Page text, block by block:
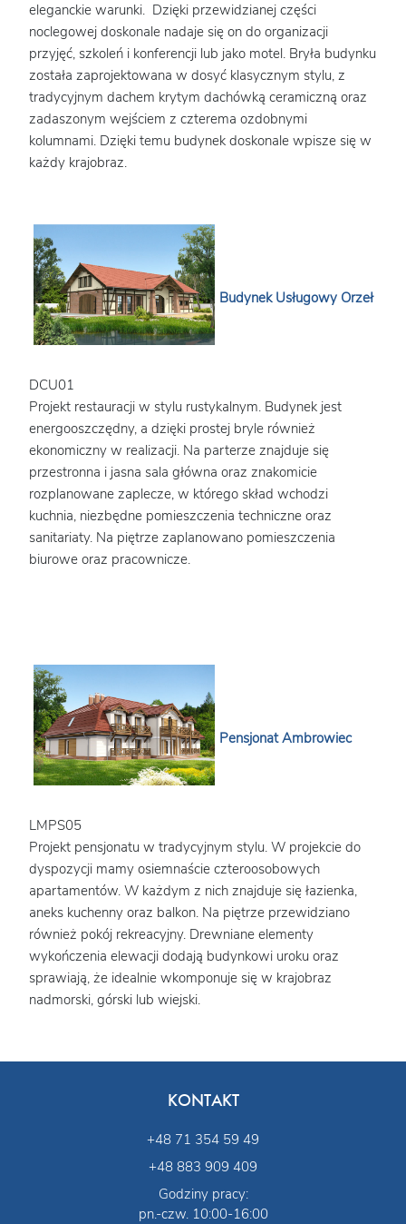
eleganckie warunki. Dzięki przewidzianej części
noclegowej doskonale nadaje się on do organizacji
przyjęć, szkoleń i konferencji lub jako motel. Bryła budynku
została zaprojektowana w dosyć klasycznym stylu, z
tradycyjnym dachem krytym dachówką ceramiczną oraz
zadaszonym wejściem z czterema ozdobnymi
kolumnami. Dzięki temu budynek doskonale wpisze się w
każdy krajobraz.
Budynek Usługowy Orzeł
DCU01
Projekt restauracji w stylu rustykalnym. Budynek jest
energooszczędny, a dzięki prostej bryle również
ekonomiczny w realizacji. Na parterze znajduje się
przestronna i jasna sala główna oraz znakomicie
rozplanowane zaplecze, w którego skład wchodzi
kuchnia, niezbędne pomieszczenia techniczne oraz
sanitariaty. Na piętrze zaplanowano pomieszczenia
biurowe oraz pracownicze.
Pensjonat Ambrowiec
LMPS05
Projekt pensjonatu w tradycyjnym stylu. W projekcie do
dyspozycji mamy osiemnaście czteroosobowych
apartamentów. W każdym z nich znajduje się łazienka,
aneks kuchenny oraz balkon. Na piętrze przewidziano
również pokój rekreacyjny. Drewniane elementy
wykończenia elewacji dodają budynkowi uroku oraz
sprawiają, że idealnie wkomponuje się w krajobraz
nadmorski, górski lub wiejski.
KONTAKT
+48 71 354 59 49
+48 883 909 409
Godziny pracy:
pn.-czw. 10:00-16:00